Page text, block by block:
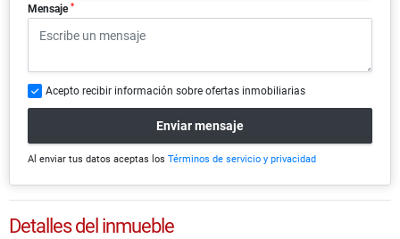
Mensaje *
Acepto recibir información sobre ofertas inmobiliarias
Enviar mensaje
Al enviar tus datos aceptas los Términos de servicio y privacidad
Detalles del inmueble